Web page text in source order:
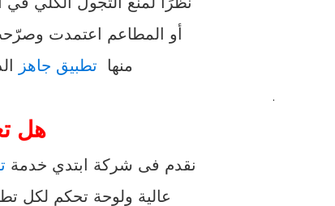
أو المطاعم اعتمدت
منها تطبيق جاهز
.
هل
نقدم فى شركة ابتدي خدمة
عالية ولوحة تحكم لكل